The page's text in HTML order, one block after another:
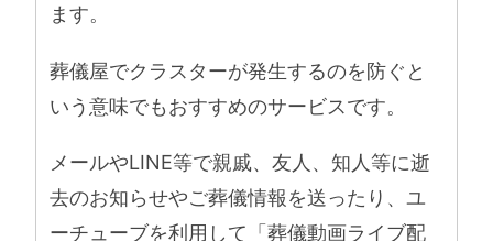
ます。
葬儀屋でクラスターが発生するのを防ぐと
いう意味でもおすすめのサービスです。
メールやLINE等で親戚、友人、知人等に逝
去のお知らせやご葬儀情報を送ったり、ユ
ーチューブを利用して「葬儀動画ライブ配